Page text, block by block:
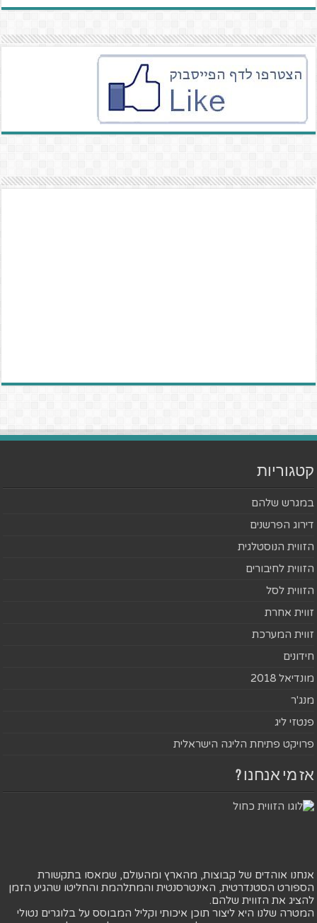
קטגוריות
במגרש שלהם
דירוג הפרשנים
הזווית הנוסטלגית
הזווית לחיבורים
הזווית לסל
זווית אחרת
זווית המערכת
חידונים
מונדיאל 2018
מנג'ר
פנטזי ליג
פרויקט פתיחת הליגה הישראלית
אז מי אנחנו ?
אנחנו אוהדים של קבוצות, מהארץ ומהעולם, שמאסו בתקשורת
הספורט הסטנדרטית, האינטרסנטית והמתלהמת והחליטו שהגיע הזמן
להציג את הזווית שלהם.
המטרה שלנו היא ליצור תוכן איכותי וקליל המבוסס על בלוגרים נטולי